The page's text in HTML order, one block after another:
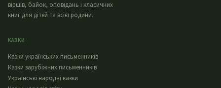
віршів, байок, оповідань і класичних
книг для дітей та всієї родини.
КАЗКИ
Казки українських письменників
Казки зарубіжних письменників
Українські народні казки